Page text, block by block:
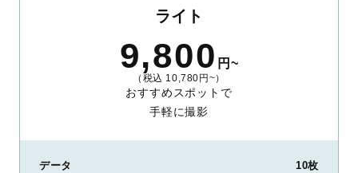
整。自然な雰囲気を残しつつも、おしゃれで洗練された仕上がり
に。きっと「こんな写真を撮ってほしかった！」と思える一枚に
出会えます。まずは、ラブグラフの撮影事例
ライト
9,800 円~
（税込 10,780円~）
おすすめスポットで
手軽に撮影
データ
10枚